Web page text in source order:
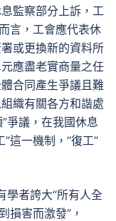
監察部分上訴，工
言，工會應代表休
或更換新的資料所
應盡老實商量之任
合同產生爭議且難
織有關各方和諧處
爭議，在我國休息
這一機制，“復工”
學者誇大“所有人全
損害而激發”，